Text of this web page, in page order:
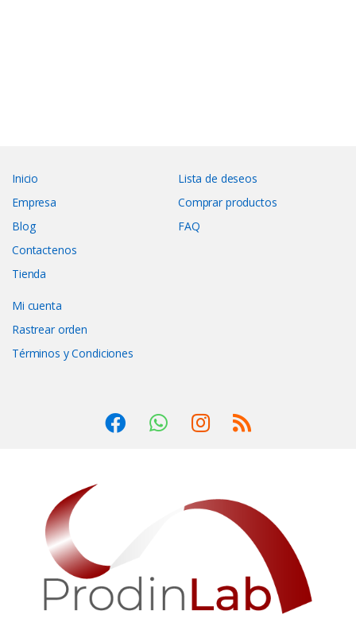
Inicio
Empresa
Blog
Contactenos
Tienda
Lista de deseos
Comprar productos
FAQ
Mi cuenta
Rastrear orden
Términos y Condiciones